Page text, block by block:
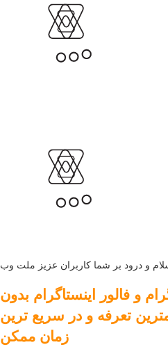
و درود بر شما کاربران عزیز ملت وب
و فالور اینستاگرام بدون
تعرفه و در سریع ترین
زمان ممکن